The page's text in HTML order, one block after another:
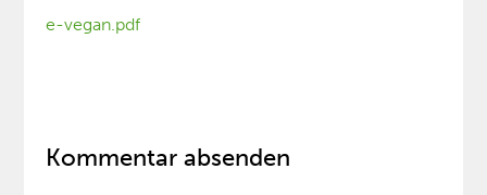
e-vegan.pdf
Kommentar absenden